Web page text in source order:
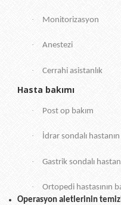
· Monitorizasyon
· Anestezi
· Cerrahi asistanlık
Hasta bakımı
· Post op bakım
· İdrar sondalı hastanın
· Gastrik sondalı
·
Ortopedi hastasının
Operasyon aletlerinin